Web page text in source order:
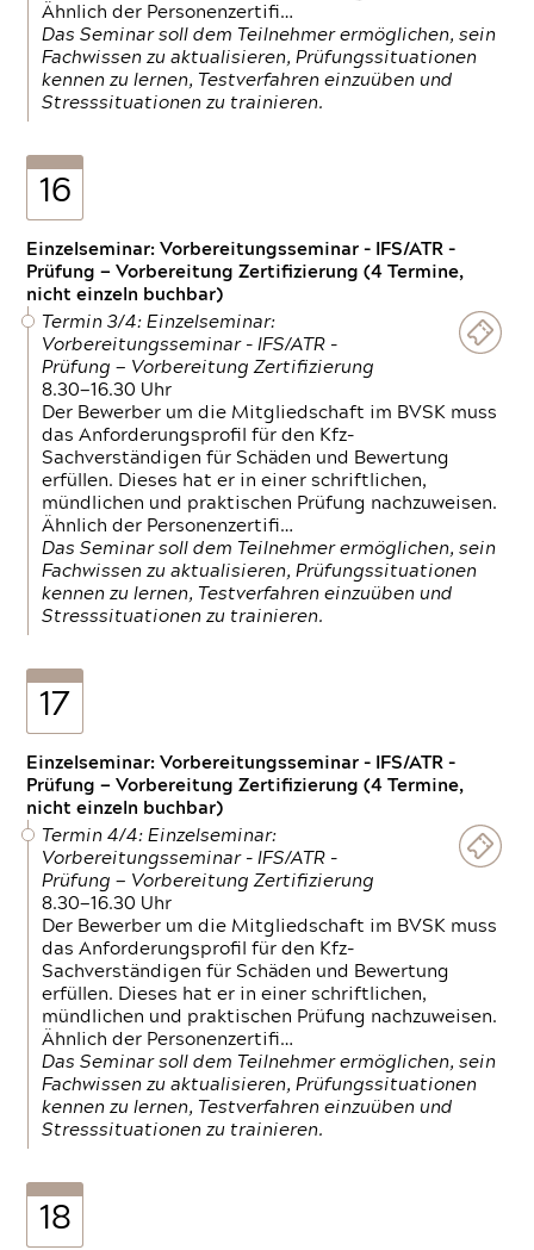
Ähnlich der Personenzertifi…
Das Seminar soll dem Teilnehmer ermöglichen, sein
Fachwissen zu aktualisieren, Prüfungssituationen
kennen zu lernen, Testverfahren einzuüben und
Stresssituationen zu trainieren.
16
Einzelseminar: Vorbereitungsseminar - IFS/ATR -
Prüfung — Vorbereitung Zertifizierung (4 Termine,
nicht einzeln buchbar)
Termin 3/4: Einzelseminar:
Vorbereitungsseminar - IFS/ATR -
Prüfung — Vorbereitung Zertifizierung
8.30—16.30 Uhr
Der Bewerber um die Mitgliedschaft im BVSK muss
das Anforderungsprofil für den Kfz-
Sachverständigen für Schäden und Bewertung
erfüllen. Dieses hat er in einer schriftlichen,
mündlichen und praktischen Prüfung nachzuweisen.
Ähnlich der Personenzertifi…
Das Seminar soll dem Teilnehmer ermöglichen, sein
Fachwissen zu aktualisieren, Prüfungssituationen
kennen zu lernen, Testverfahren einzuüben und
Stresssituationen zu trainieren.
17
Einzelseminar: Vorbereitungsseminar - IFS/ATR -
Prüfung — Vorbereitung Zertifizierung (4 Termine,
nicht einzeln buchbar)
Termin 4/4: Einzelseminar:
Vorbereitungsseminar - IFS/ATR -
Prüfung — Vorbereitung Zertifizierung
8.30—16.30 Uhr
Der Bewerber um die Mitgliedschaft im BVSK muss
das Anforderungsprofil für den Kfz-
Sachverständigen für Schäden und Bewertung
erfüllen. Dieses hat er in einer schriftlichen,
mündlichen und praktischen Prüfung nachzuweisen.
Ähnlich der Personenzertifi…
Das Seminar soll dem Teilnehmer ermöglichen, sein
Fachwissen zu aktualisieren, Prüfungssituationen
kennen zu lernen, Testverfahren einzuüben und
Stresssituationen zu trainieren.
18